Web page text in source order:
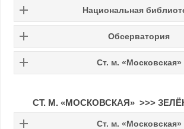
Национальная
Обсерватория
Ст. м. «Московская»
СТ. М. «МОСКОВСКАЯ» >>>
Ст. м. «Московская»